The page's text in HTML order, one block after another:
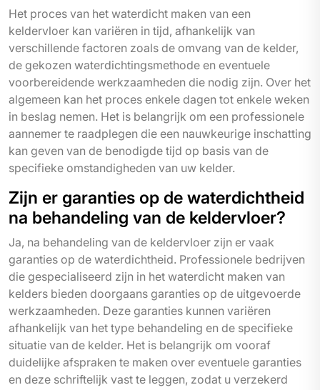
Het proces van het waterdicht maken van een
keldervloer kan variëren in tijd, afhankelijk van
verschillende factoren zoals de omvang van de kelder,
de gekozen waterdichtingsmethode en eventuele
voorbereidende werkzaamheden die nodig zijn. Over het
algemeen kan het proces enkele dagen tot enkele weken
in beslag nemen. Het is belangrijk om een professionele
aannemer te raadplegen die een nauwkeurige inschatting
kan geven van de benodigde tijd op basis van de
specifieke omstandigheden van uw kelder.
Zijn er garanties op de waterdichtheid
na behandeling van de keldervloer?
Ja, na behandeling van de keldervloer zijn er vaak
garanties op de waterdichtheid. Professionele bedrijven
die gespecialiseerd zijn in het waterdicht maken van
kelders bieden doorgaans garanties op de uitgevoerde
werkzaamheden. Deze garanties kunnen variëren
afhankelijk van het type behandeling en de specifieke
situatie van de kelder. Het is belangrijk om vooraf
duidelijke afspraken te maken over eventuele garanties
en deze schriftelijk vast te leggen, zodat u verzekerd